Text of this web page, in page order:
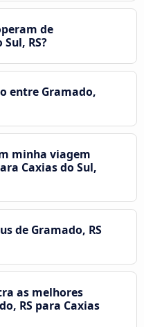
de
RS?
entre Gramado,
minha viagem
Caxias do Sul,
de Gramado, RS
as melhores
RS para Caxias